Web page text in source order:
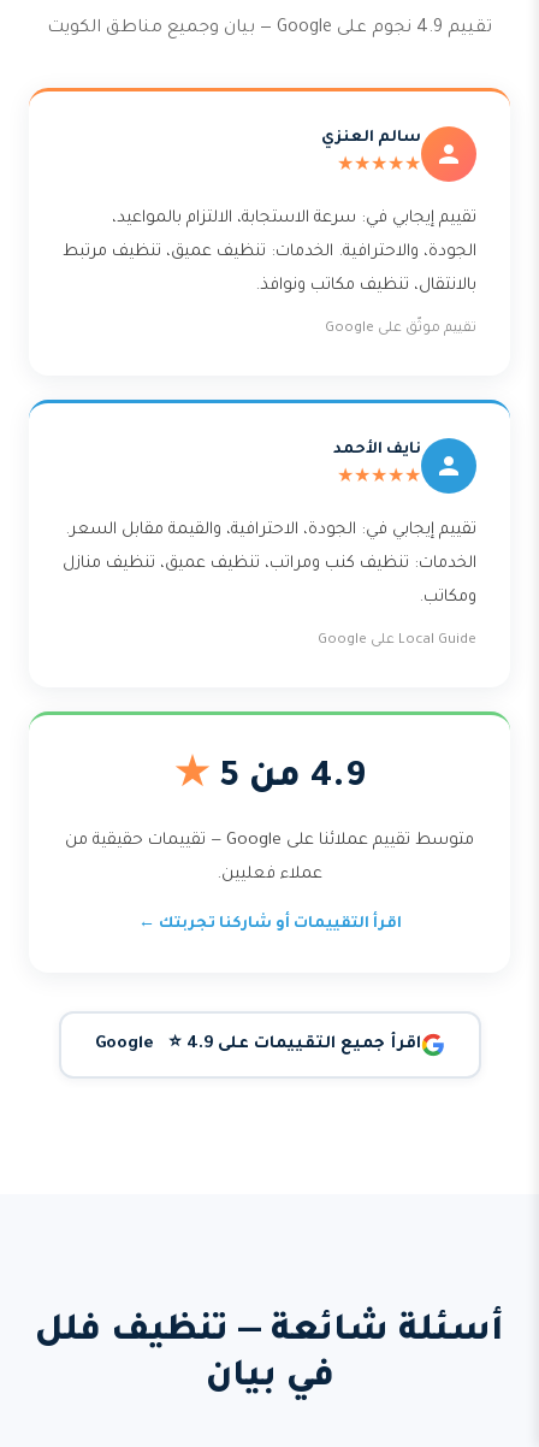
تقييم 4.9 نجوم على Google — بيان وجميع مناطق الكويت
سالم العنزي
★★★★★
تقييم إيجابي في: سرعة الاستجابة، الالتزام بالمواعيد،
الجودة، والاحترافية. الخدمات: تنظيف عميق، تنظيف مرتبط
بالانتقال، تنظيف مكاتب ونوافذ.
تقييم موثّق على Google
نايف الأحمد
★★★★★
تقييم إيجابي في: الجودة، الاحترافية، والقيمة مقابل السعر.
الخدمات: تنظيف كنب ومراتب، تنظيف عميق، تنظيف منازل
ومكاتب.
Local Guide على Google
4.9 من 5 ★
متوسط تقييم عملائنا على Google — تقييمات حقيقية من
عملاء فعليين.
اقرأ التقييمات أو شاركنا تجربتك ←
اقرأ جميع التقييمات على Google ⭐ 4.9
أسئلة شائعة — تنظيف فلل
في بيان